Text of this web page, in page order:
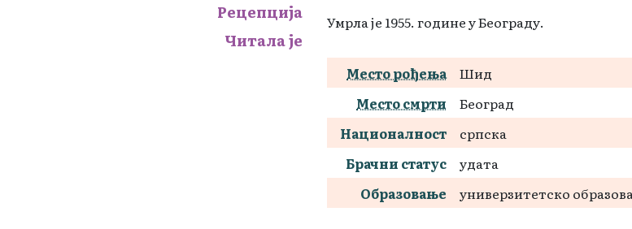
Рецепција
Читала је
Умрла је 1955. године у Београду.
Место рођења
Шид
Место смрти
Београд
Националност
српска
Брачни статус
удата
Образовање
универзитетско